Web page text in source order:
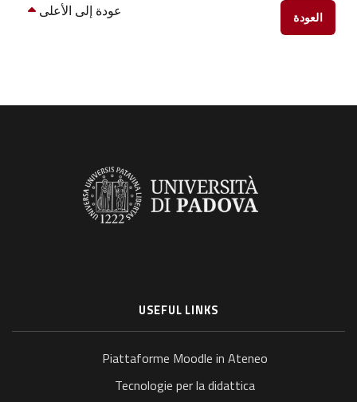
العودة عودة إلى الأعلى
USEFUL LINKS
Piattaforme Moodle in Ateneo
Tecnologie per la didattica